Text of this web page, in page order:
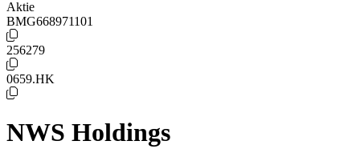
Aktie
BMG668971101
256279
0659.HK
NWS Holdings